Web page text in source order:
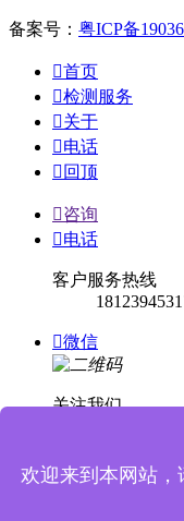
备案号： 粤ICP备
首页
检测服务
关于
电话
 回顶
咨询
电话
客户服务热线
微信
关注我们

欢迎来到本网站，